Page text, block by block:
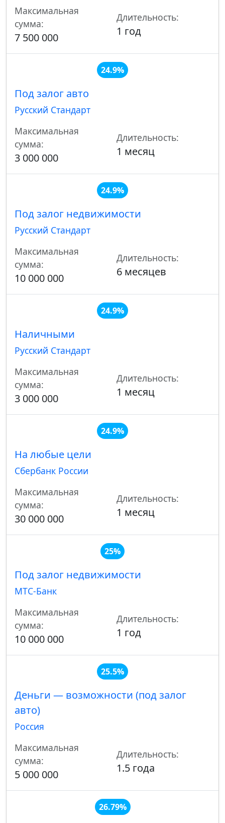
Максимальная
сумма:
7 500 000
Длительность:
1 год
24.9%
Под залог авто
Русский Стандарт
Максимальная
сумма:
3 000 000
Длительность:
1 месяц
24.9%
Под залог недвижимости
Русский Стандарт
Максимальная
сумма:
10 000 000
Длительность:
6 месяцев
24.9%
Наличными
Русский Стандарт
Максимальная
сумма:
3 000 000
Длительность:
1 месяц
24.9%
На любые цели
Сбербанк России
Максимальная
сумма:
30 000 000
Длительность:
1 месяц
25%
Под залог недвижимости
МТС-Банк
Максимальная
сумма:
10 000 000
Длительность:
1 год
25.5%
Деньги — возможности (под залог
авто)
Россия
Максимальная
сумма:
5 000 000
Длительность:
1.5 года
26.79%